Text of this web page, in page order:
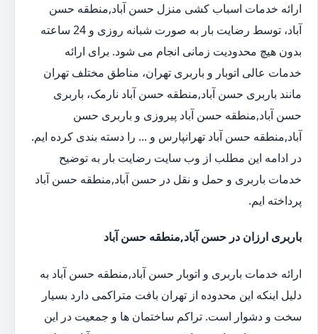
ارائه خدمات اسباب کشی منزل حسن آباد,منطقه حسن
آباد، توسط رضایت بار به صورت شبانه روزی و 24 ساعته
بدون هیچ محدودیت زمانی انجام می شود. برای ارائه
خدمات عالی اتوبار و باربری تهران، مناطق مختلف تهران
مانند باربری حسن آباد,منطقه حسن آباد نارمک، باربری
حسن آباد,منطقه حسن آباد پیروزی و باربری حسن
آباد,منطقه حسن آباد تهرانپارس و ... را دسته بندی کرده ایم.
در ادامه این مطلب از وب سایت رضایت بار به توضیح
خدمات باربری و حمل و نقل در حسن آباد,منطقه حسن آباد
پرداخته ایم.
باربری ارزان در حسن آباد,منطقه حسن آباد
ارائه خدمات باربری و اتوبار حسن آباد,منطقه حسن آباد به
دلیل اینکه این محدوده از تهران بافت متراکمی دارد بسیار
سخت و دشوار است. تراکم ساختمان ها و جمعیت در این